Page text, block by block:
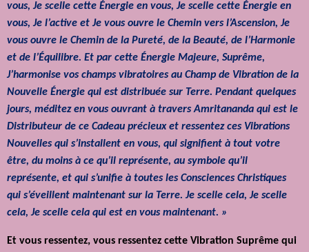
vous, Je scelle cette Énergie en vous, Je scelle cette Énergie en
vous, Je l’active et Je vous ouvre le Chemin vers l’Ascension, Je
vous ouvre le Chemin de la Pureté, de la Beauté, de l’Harmonie
et de l’Équilibre. Et par cette Énergie Majeure, Suprême,
J’harmonise vos champs vibratoires au Champ de Vibration de la
Nouvelle Énergie qui est distribuée sur Terre. Pendant quelques
jours, méditez en vous ouvrant à travers Amritananda qui est le
Distributeur de ce Cadeau précieux et ressentez ces Vibrations
Nouvelles qui s’installent en vous, qui signifient à tout votre
être, du moins à ce qu’il représente, au symbole qu’il
représente, et qui s’unifie à toutes les Consciences Christiques
qui s’éveillent maintenant sur la Terre. Je scelle cela, Je scelle
cela, Je scelle cela qui est en vous maintenant. »
Et vous ressentez, vous ressentez cette Vibration Suprême qui